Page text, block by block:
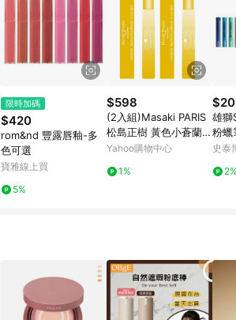
限時加碼
$420
rom&nd 豐露唇釉-多
色可選
寶雅線上買
5%
$598
(2入組)Masaki PARIS
松島正樹 黃色小蒼蘭淡
香精 10ml
Yahoo購物中心
1%
雄獅
粉
支/盒
史泰